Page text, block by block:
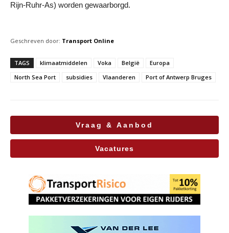
Rijn-Ruhr-As) worden gewaarborgd.
Geschreven door: Transport Online
TAGS klimaatmiddelen Voka België
Europa
North Sea Port
subsidies Vlaanderen Port of Antwerp Bruges
Vraag & Aanbod
Vacatures